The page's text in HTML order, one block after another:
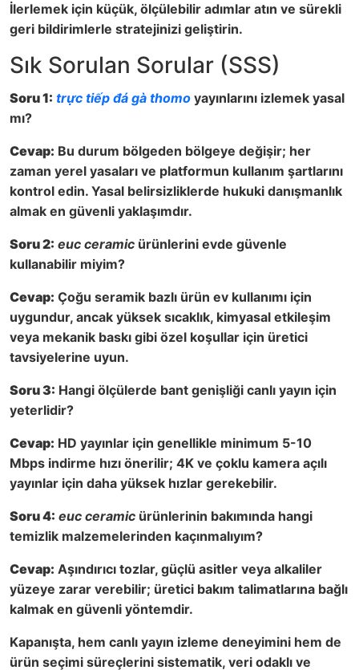
İlerlemek için küçük, ölçülebilir adımlar atın ve sürekli
geri bildirimlerle stratejinizi geliştirin.
Sık Sorulan Sorular (SSS)
Soru 1: trực tiếp đá gà thomo yayınlarını izlemek yasal
mı?
Cevap: Bu durum bölgeden bölgeye değişir; her
zaman yerel yasaları ve platformun kullanım şartlarını
kontrol edin. Yasal belirsizliklerde hukuki danışmanlık
almak en güvenli yaklaşımdır.
Soru 2: euc ceramic ürünlerini evde güvenle
kullanabilir miyim?
Cevap: Çoğu seramik bazlı ürün ev kullanımı için
uygundur, ancak yüksek sıcaklık, kimyasal etkileşim
veya mekanik baskı gibi özel koşullar için üretici
tavsiyelerine uyun.
Soru 3: Hangi ölçülerde bant genişliği canlı yayın için
yeterlidir?
Cevap: HD yayınlar için genellikle minimum 5-10
Mbps indirme hızı önerilir; 4K ve çoklu kamera açılı
yayınlar için daha yüksek hızlar gerekebilir.
Soru 4: euc ceramic ürünlerinin bakımında hangi
temizlik malzemelerinden kaçınmalıyım?
Cevap: Aşındırıcı tozlar, güçlü asitler veya alkaliler
yüzeye zarar verebilir; üretici bakım talimatlarına bağlı
kalmak en güvenli yöntemdir.
Kapanışta, hem canlı yayın izleme deneyimini hem de
ürün seçimi süreçlerini sistematik, veri odaklı ve